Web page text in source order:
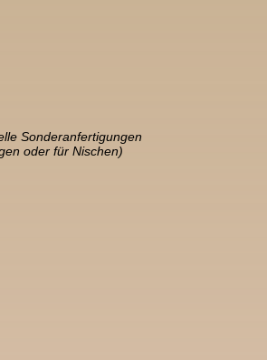
Sonderanfertigungen
oder für Nischen)